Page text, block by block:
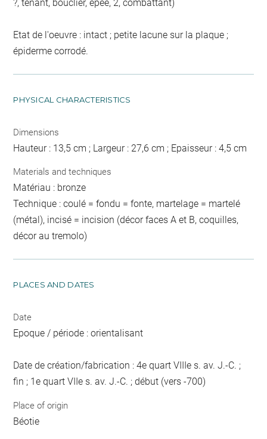
?, tenant, bouclier, épée, 2, combattant)
Etat de l'oeuvre : intact ; petite lacune sur la plaque ;
épiderme corrodé.
PHYSICAL CHARACTERISTICS
Dimensions
Hauteur : 13,5 cm ; Largeur : 27,6 cm ; Epaisseur : 4,5 cm
Materials and techniques
Matériau : bronze
Technique : coulé = fondu = fonte, martelage = martelé
(métal), incisé = incision (décor faces A et B, coquilles,
décor au tremolo)
PLACES AND DATES
Date
Epoque / période : orientalisant
Date de création/fabrication : 4e quart VIIIe s. av. J.-C. ;
fin ; 1e quart VIIe s. av. J.-C. ; début (vers -700)
Place of origin
Béotie